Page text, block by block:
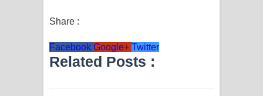
Share :
Facebook Google+ Twitter
Related Posts :